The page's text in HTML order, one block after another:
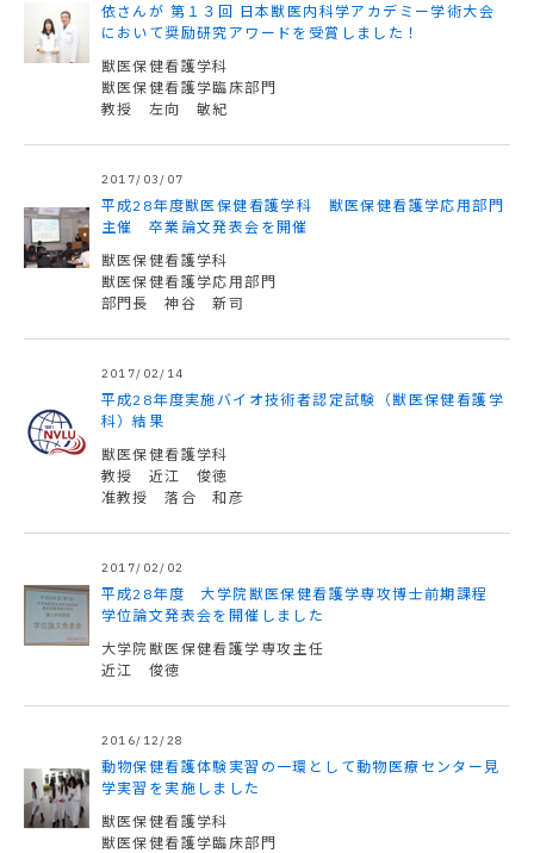
依さんが 第１３回 日本獣医内科学アカデミー学術大会
において奨励研究アワードを受賞しました！
獣医保健看護学科
獣医保健看護学臨床部門
教授 左向 敏紀
2017/03/07
平成28年度獣医保健看護学科 獣医保健看護学応用部門
主催 卒業論文発表会を開催
獣医保健看護学科
獣医保健看護学応用部門
部門長 神谷 新司
2017/02/14
平成28年度実施バイオ技術者認定試験（獣医保健看護学
科）結果
獣医保健看護学科
教授 近江 俊徳
准教授 落合 和彦
2017/02/02
平成28年度 大学院獣医保健看護学専攻博士前期課程
学位論文発表会を開催しました
大学院獣医保健看護学専攻主任
近江 俊徳
2016/12/28
動物保健看護体験実習の一環として動物医療センター見
学実習を実施しました
獣医保健看護学科
獣医保健看護学臨床部門